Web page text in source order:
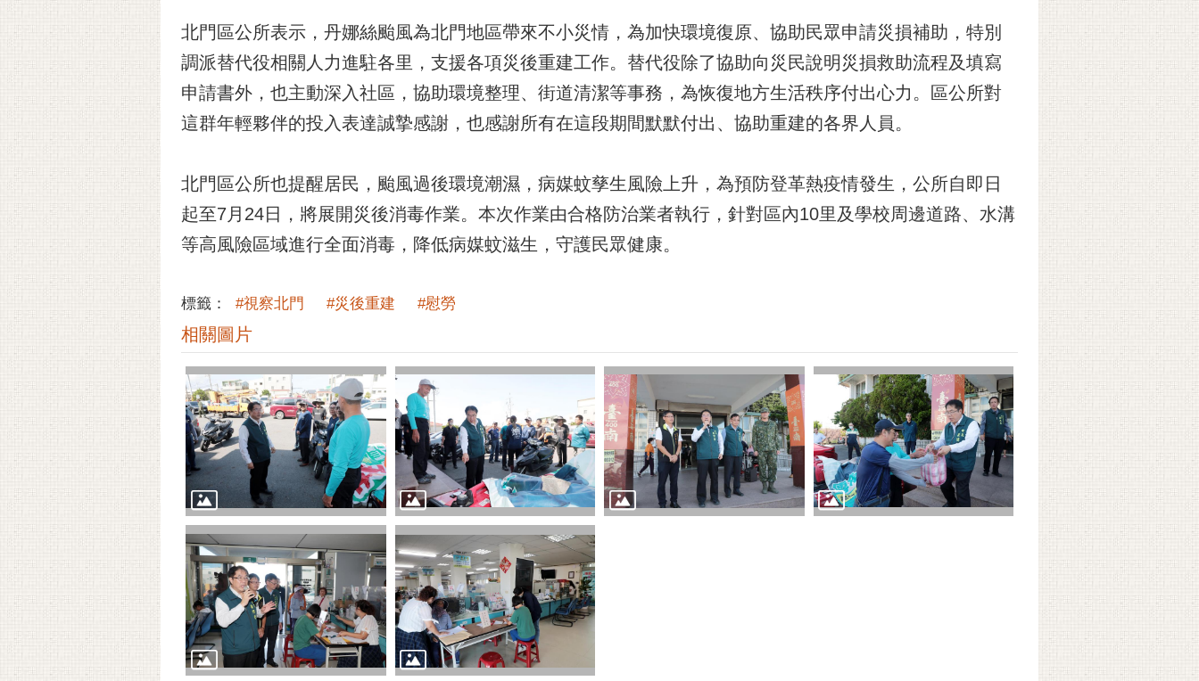
北門區公所表示，丹娜絲颱風為北門地區帶來不小災情，為加快環境復原、協助民眾申請災損補助，特別
調派替代役相關人力進駐各里，支援各項災後重建工作。替代役除了協助向災民說明災損救助流程及填寫
申請書外，也主動深入社區，協助環境整理、街道清潔等事務，為恢復地方生活秩序付出心力。區公所對
這群年輕夥伴的投入表達誠摯感謝，也感謝所有在這段期間默默付出、協助重建的各界人員。
北門區公所也提醒居民，颱風過後環境潮濕，病媒蚊孳生風險上升，為預防登革熱疫情發生，公所自即日
起至7月24日，將展開災後消毒作業。本次作業由合格防治業者執行，針對區內10里及學校周邊道路、水溝
等高風險區域進行全面消毒，降低病媒蚊滋生，守護民眾健康。
標籤： #視察北門 #災後重建 #慰勞
相關圖片